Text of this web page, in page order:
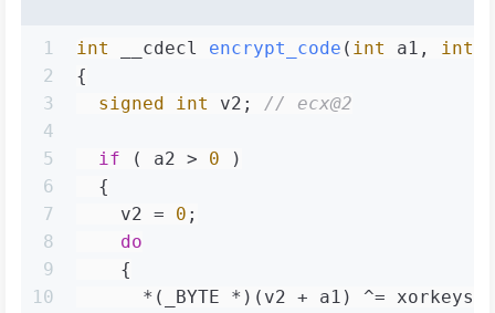
1
2
3
4
5
6
7
8
9
10
int __cdecl encrypt_code ( int a1, int
{
signed
int v2; // ecx@2
if ( a2 > 0 )
  {
    v2 =
0 ;
do
    {
*(_BYTE *)(v2 + a1) ^=